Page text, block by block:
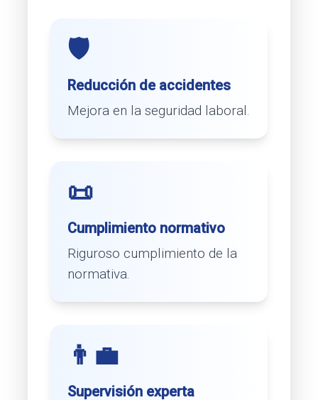
🛡️
Reducción de accidentes
Mejora en la seguridad laboral.
📜
Cumplimiento normativo
Riguroso cumplimiento de la
normativa.
👨‍💼
Supervisión experta